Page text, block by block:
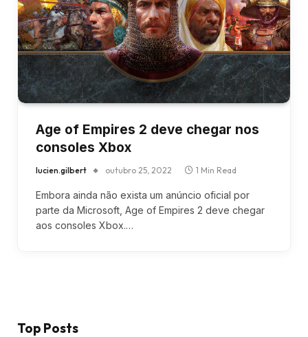
Age of Empires 2 deve chegar nos
consoles Xbox
lucien.gilbert outubro 25, 2022 1 Min Read
Embora ainda não exista um anúncio oficial por
parte da Microsoft, Age of Empires 2 deve chegar
aos consoles Xbox.…
Top Posts